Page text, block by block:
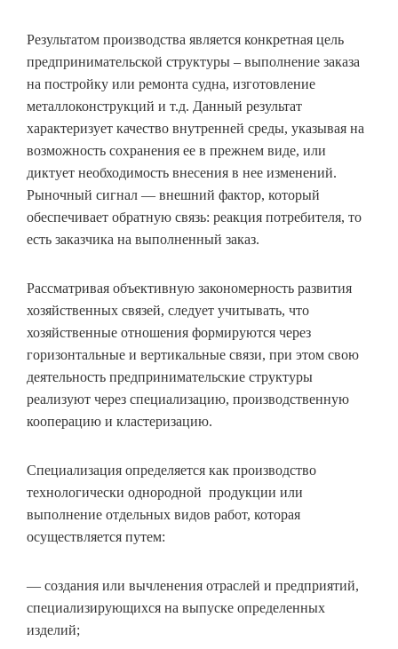
Результатом производства является конкретная цель
предпринимательской структуры – выполнение заказа
на постройку или ремонта судна, изготовление
металлоконструкций и т.д. Данный результат
характеризует качество внутренней среды, указывая на
возможность сохранения ее в прежнем виде, или
диктует необходимость внесения в нее изменений.
Рыночный сигнал — внешний фактор, который
обеспечивает обратную связь: реакция потребителя, то
есть заказчика на выполненный заказ.
Рассматривая объективную закономерность развития
хозяйственных связей, следует учитывать, что
хозяйственные отношения формируются через
горизонтальные и вертикальные связи, при этом свою
деятельность предпринимательские структуры
реализуют через специализацию, производственную
кооперацию и кластеризацию.
Специализация определяется как производство
технологически однородной продукции или
выполнение отдельных видов работ, которая
осуществляется путем:
— создания или вычленения отраслей и предприятий,
специализирующихся на выпуске определенных
изделий;